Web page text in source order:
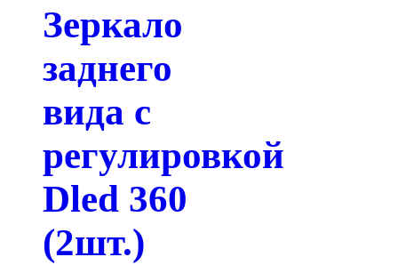
Зеркало
заднего
вида с
регулировкой
Dled 360
(2шт.)